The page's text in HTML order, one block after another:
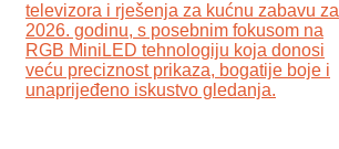
televizora i rješenja za kućnu zabavu za
2026. godinu, s posebnim fokusom na
RGB MiniLED tehnologiju koja donosi
veću preciznost prikaza, bogatije boje i
unaprijeđeno iskustvo gledanja.